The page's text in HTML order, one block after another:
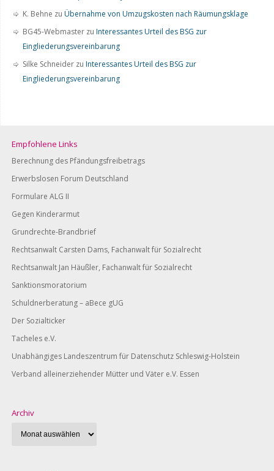
K. Behne zu Übernahme von Umzugskosten nach Räumungsklage
BG45-Webmaster zu Interessantes Urteil des BSG zur
Eingliederungsvereinbarung
Silke Schneider zu Interessantes Urteil des BSG zur
Eingliederungsvereinbarung
Empfohlene Links
Berechnung des Pfändungsfreibetrags
Erwerbslosen Forum Deutschland
Formulare ALG II
Gegen Kinderarmut
Grundrechte-Brandbrief
Rechtsanwalt Carsten Dams, Fachanwalt für Sozialrecht
Rechtsanwalt Jan Häußler, Fachanwalt für Sozialrecht
Sanktionsmoratorium
Schuldnerberatung – aBece gUG
Der Sozialticker
Tacheles e.V.
Unabhängiges Landeszentrum für Datenschutz Schleswig-Holstein
Verband alleinerziehender Mütter und Väter e.V. Essen
Archiv